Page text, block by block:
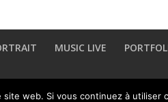
MUSIC LIVE
web. Si vous continuez à